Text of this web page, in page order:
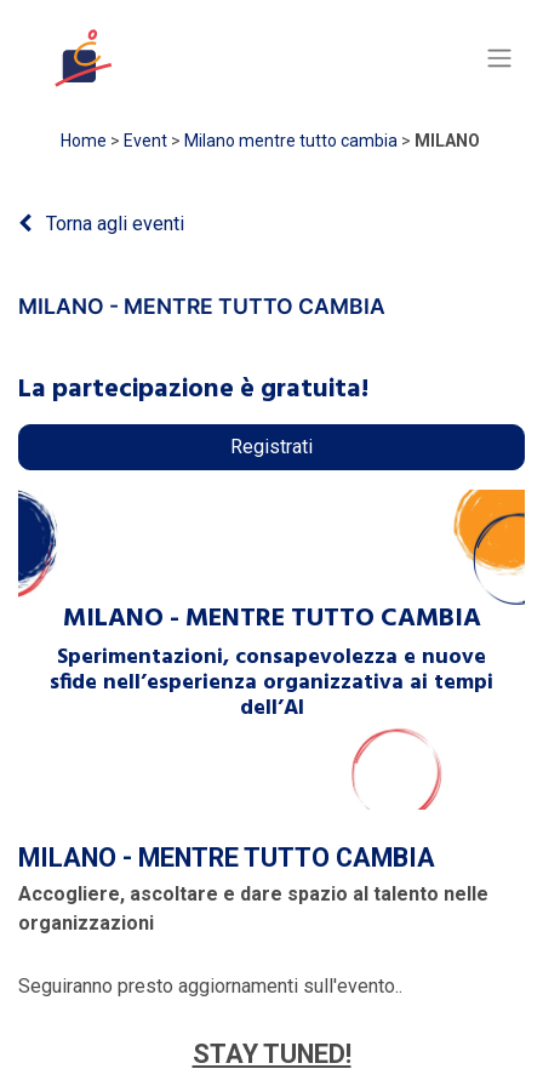
Home > Event > Milano mentre tutto cambia > MILANO
Torna agli eventi
MILANO - MENTRE TUTTO CAMBIA
La partecipazione è gratuita!
Registrati
MILANO - MENTRE TUTTO CAMBIA
Sperimentazioni, consapevolezza e nuove
sfide nell’esperienza organizzativa ai tempi
dell’AI
MILANO - MENTRE TUTTO CAMBIA
Accogliere, ascoltare e dare spazio al talento nelle
organizzazioni
Seguiranno presto aggiornamenti sull'evento..
STAY TUNED!